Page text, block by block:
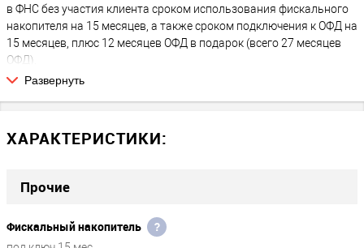
в ФНС без участия клиента сроком использования фискального
накопителя на 15 месяцев, а также сроком подключения к ОФД на
15 месяцев, плюс 12 месяцев ОФД в подарок (всего 27 месяцев
ОФД).
дополнительных или скрытых платежей на следующие 15
чековая лента, возможные затраты на подключение к интернету
через СИМ-карту либо WiFi.
ЧТО ПОТРЕБУЕТСЯ В БУДУЩЕМ
Развернуть
ХАРАКТЕРИСТИКИ:
Прочие
Фискальный накопитель ?